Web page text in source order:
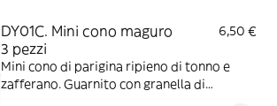
DY01C. Mini cono maguro
3 pezzi
6,50 €
Mini cono di parigina ripieno di tonno e
zafferano. Guarnito con granella di